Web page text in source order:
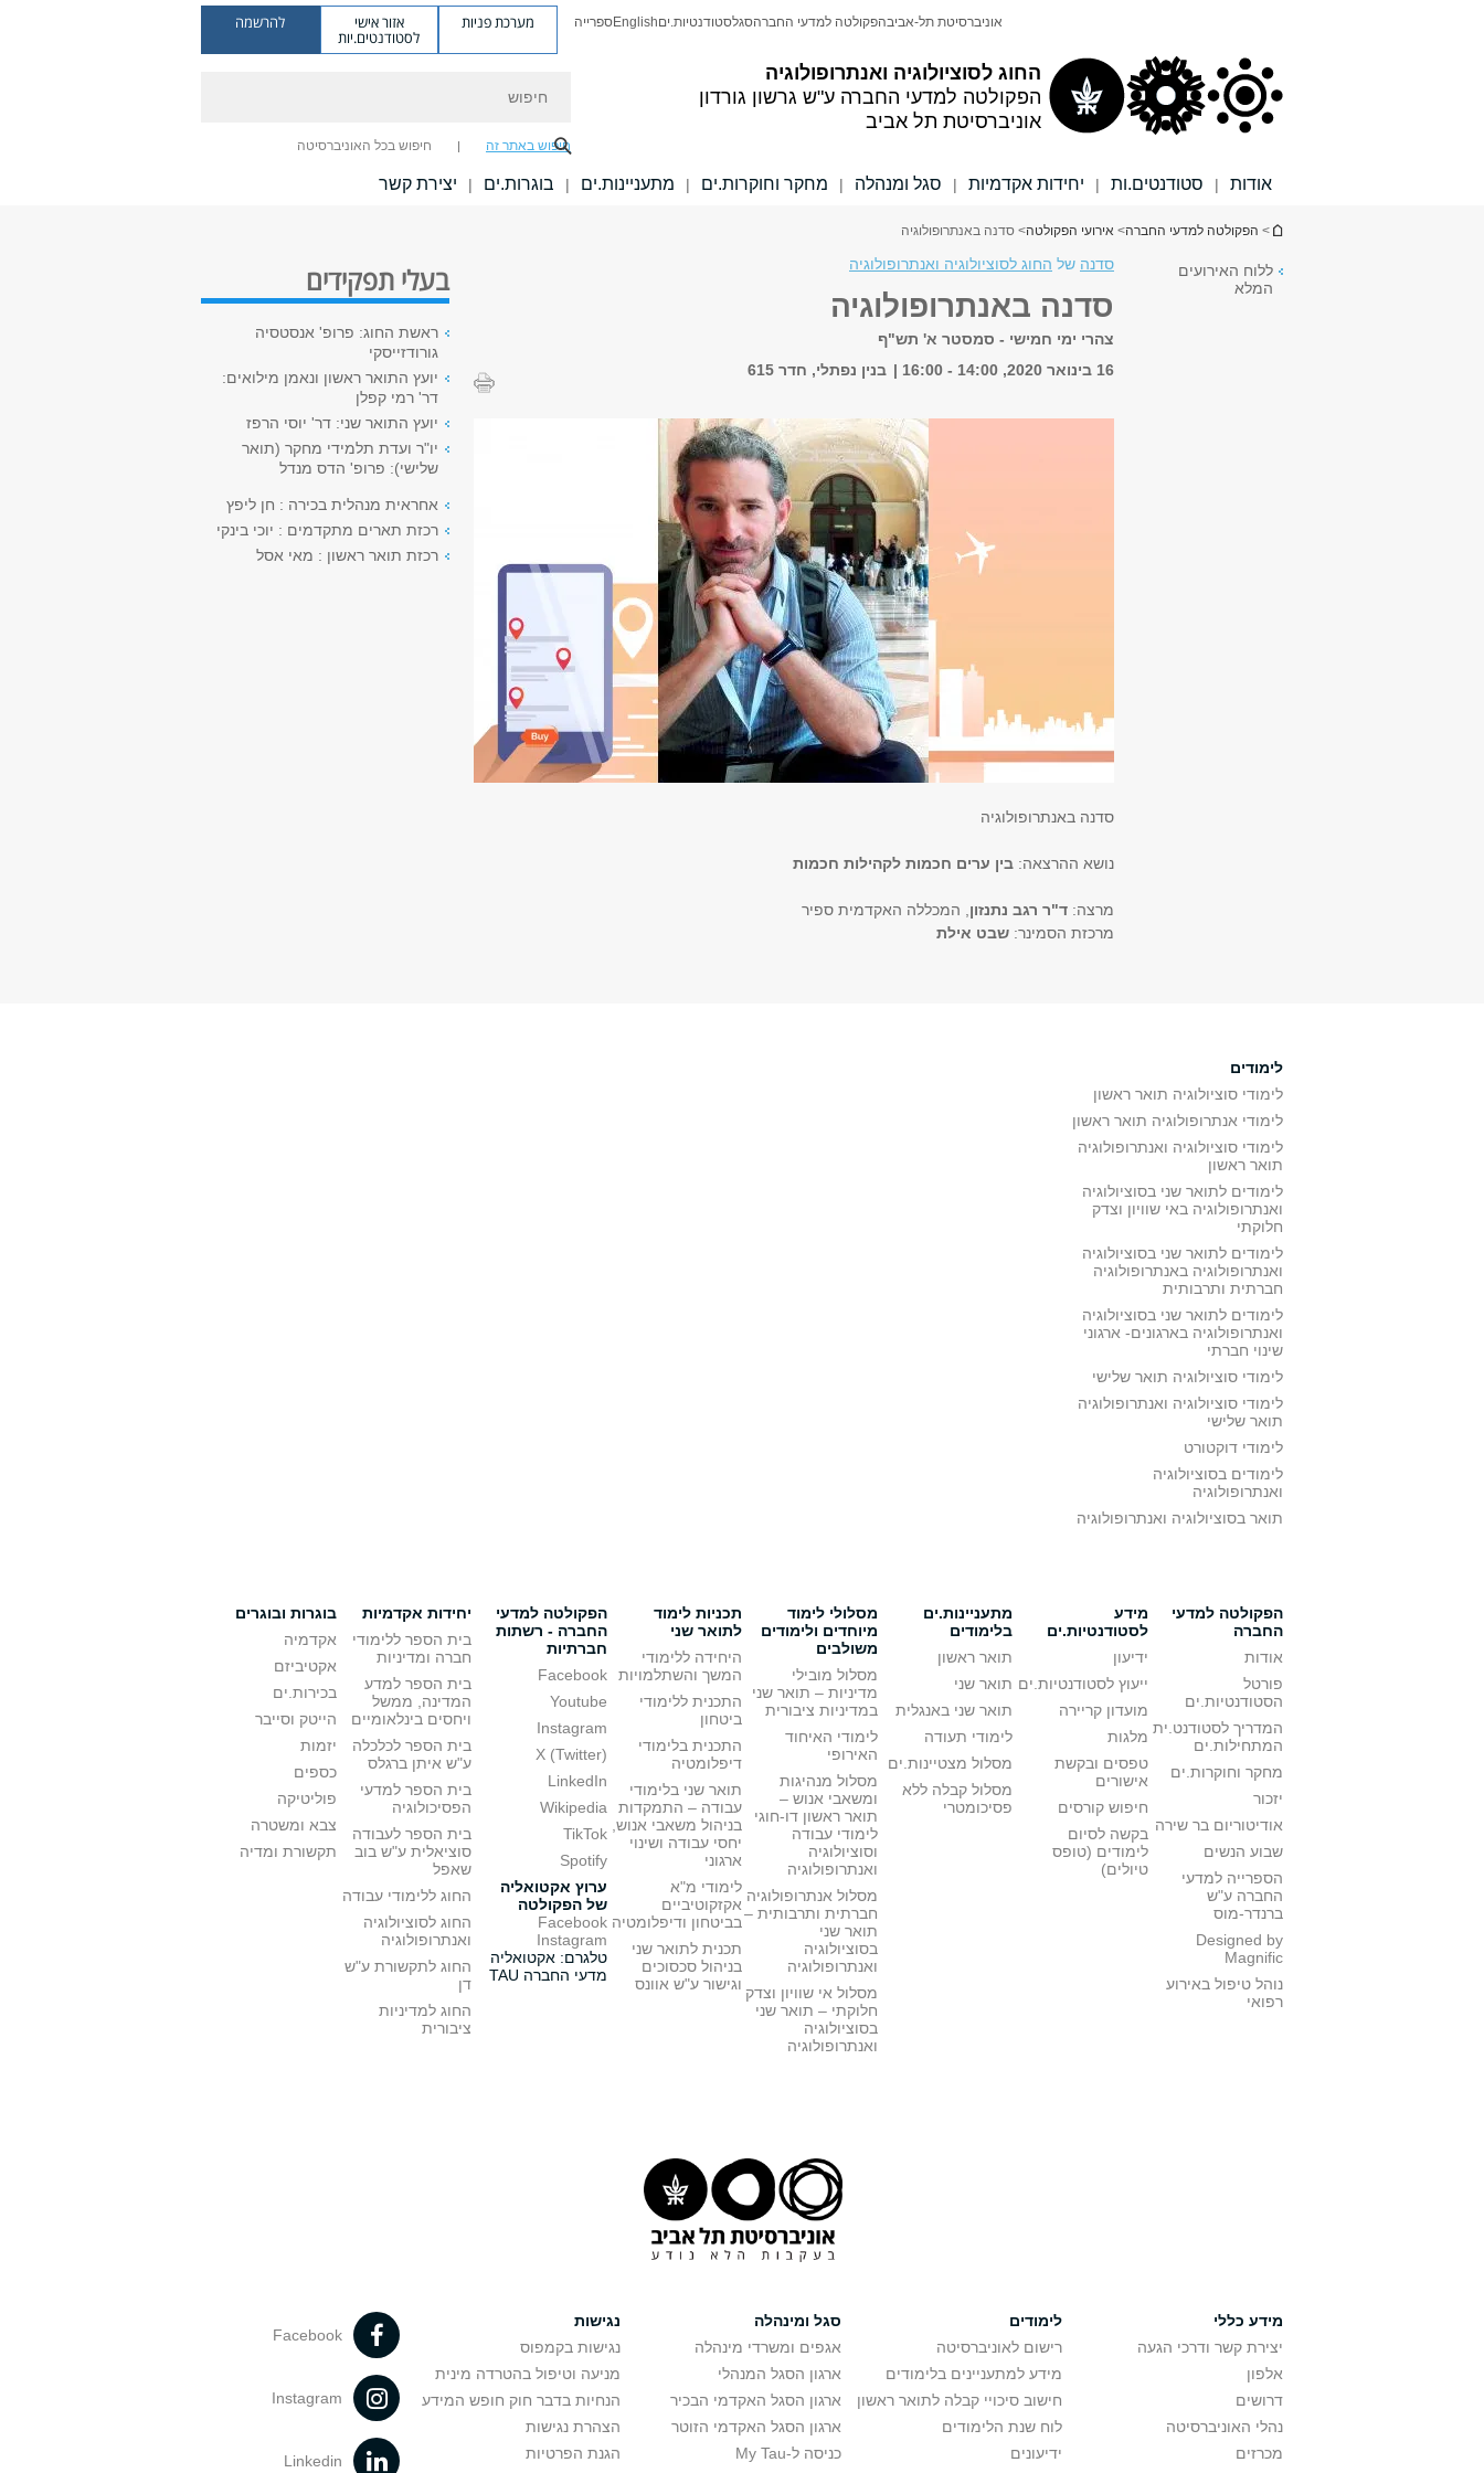
החוג לסוציולוגיה ואנתרופולוגיה
הפקולטה למדעי החברה ע"ש גרשון גורדון
אוניברסיטת תל אביב
אוניברסיטת תל-אביבהפקולטה למדעי החברהסגלסטודנטיות.יםEnglishספרייה מערכת פניות אזור אישי
לסטודנטים.יות
להרשמה
חיפוש באתר זה חיפוש בכל האוניברסיטה
אודות | סטודנטים.ות | יחידות אקדמיות | סגל ומנהלה | מחקר וחוקרות.ים | מתעניינות.ים | בוגרות.ים | יצירת קשר
הינך נמצא כאן
> הפקולטה למדעי החברה> אירועי הפקולטה> סדנה באנתרופולוגיה
ללוח האירועים
המלא
סדנה של החוג לסוציולוגיה ואנתרופולוגיה
סדנה באנתרופולוגיה
צהרי ימי חמישי - סמסטר א' תש"ף
16 בינואר 2020, 14:00 - 16:00
בנין נפתלי, חדר 615
סדנה באנתרופולוגיה
נושא ההרצאה: בין ערים חכמות לקהילות חכמות
מרצה: ד"ר רגב נתנזון , המכללה האקדמית ספיר
מרכזת הסמינר: שבט אילת
בעלי תפקידים
ראשת החוג: פרופ' אנסטסיה
גורודזייסקי
יועץ התואר ראשון ונאמן מילואים:
דר' רמי קפלן
יועץ התואר שני: דר' יוסי הרפז
יו"ר ועדת תלמידי מחקר (תואר
שלישי): פרופ' הדס מנדל
אחראית מנהלית בכירה : חן ליפץ
רכזת תארים מתקדמים : יוכי בינקי
רכזת תואר ראשון : מאי אסל
לימודים
לימודי סוציולוגיה תואר ראשון
לימודי אנתרופולוגיה תואר ראשון
לימודי סוציולוגיה ואנתרופולוגיה
תואר ראשון
לימודים לתואר שני בסוציולוגיה
ואנתרופולוגיה באי שוויון וצדק
חלוקתי
לימודים לתואר שני בסוציולוגיה
ואנתרופולוגיה באנתרופולוגיה
חברתית ותרבותית
לימודים לתואר שני בסוציולוגיה
ואנתרופולוגיה בארגונים- ארגוני
שינוי חברתי
לימודי סוציולוגיה תואר שלישי
לימודי סוציולוגיה ואנתרופולוגיה
תואר שלישי
לימודי דוקטורט
לימודים בסוציולוגיה
ואנתרופולוגיה
תואר בסוציולוגיה ואנתרופולוגיה
הפקולטה למדעי
החברה
אודות
פורטל
הסטודנטיות.ים
המדריך לסטודנט.ית
המתחילות.ים
מחקר וחוקרות.ים
יזכור
אודיטוריום בר שירה
שבוע הנשים
הספרייה למדעי
החברה ע"ש
ברנדר-מוס
Designed by
Magnific
נוהל טיפול באירוע
רפואי
מידע
לסטודנטיות.ים
ידיעון
ייעוץ לסטודנטיות.ים
מועדון קריירה
מלגות
טפסים ובקשת
אישורים
חיפוש קורסים
בקשה לסיום
לימודים (טופס
טיולים)
מתעניינות.ים
בלימודים
תואר ראשון
תואר שני
תואר שני באנגלית
לימודי תעודה
מסלול מצטיינות.ים
מסלול קבלה ללא
פסיכומטרי
מסלולי לימוד
מיוחדים ולימודים
משולבים
מסלול מובילי
מדיניות – תואר שני
במדיניות ציבורית
לימודי האיחוד
האירופי
מסלול מנהיגות
ומשאבי אנוש –
תואר ראשון דו-חוגי
לימודי עבודה
וסוציולוגיה
ואנתרופולוגיה
מסלול אנתרופולוגיה
חברתית ותרבותית –
תואר שני
בסוציולוגיה
ואנתרופולוגיה
מסלול אי שוויון וצדק
חלוקתי – תואר שני
בסוציולוגיה
ואנתרופולוגיה
תכניות לימוד
לתואר שני
היחידה ללימודי
המשך והשתלמויות
התכנית ללימודי
ביטחון
התכנית בלימודי
דיפלומטיה
תואר שני בלימודי
עבודה – התמקדות
בניהול משאבי אנוש,
יחסי עבודה ושינוי
ארגוני
לימודי מ"א
אקזקוטיביים
בביטחון ודיפלומטיה
תכנית לתואר שני
בניהול סכסוכים
וגישור ע"ש אוונס
הפקולטה למדעי
החברה - רשתות
חברתיות
Facebook
Youtube
Instagram
X (Twitter)
LinkedIn
Wikipedia
TikTok
Spotify
ערוץ אקטואליה
של הפקולטה
Facebook
Instagram
טלגרם: אקטואליה
מדעי החברה TAU
יחידות אקדמיות
בית הספר ללימודי
חברה ומדיניות
בית הספר למדע
המדינה, ממשל
ויחסים בינלאומיים
בית הספר לכלכלה
ע"ש איתן ברגלס
בית הספר למדעי
הפסיכולוגיה
בית הספר לעבודה
סוציאלית ע"ש בוב
שאפל
החוג ללימודי עבודה
החוג לסוציולוגיה
ואנתרופולוגיה
החוג לתקשורת ע"ש
דן
החוג למדיניות
ציבורית
בוגרות ובוגרים
אקדמיה
אקטיביזם
בכירות.ים
הייטק וסייבר
יזמות
כספים
פוליטיקה
צבא ומשטרה
תקשורת ומדיה
מידע כללי
יצירת קשר ודרכי הגעה
אלפון
דרושים
נהלי האוניברסיטה
מכרזים
לימודים
רישום לאוניברסיטה
מידע למתעניינים בלימודים
חישוב סיכויי קבלה לתואר ראשון
לוח שנת הלימודים
ידיעונים
סגל ומינהלה
אגפים ומשרדי מינהלה
ארגון הסגל המנהלי
ארגון הסגל האקדמי הבכיר
ארגון הסגל האקדמי הזוטר
כניסה ל-My Tau
נגישות
נגישות בקמפוס
מניעה וטיפול בהטרדה מינית
הנחיות בדבר חוק חופש המידע
הצהרת נגישות
הגנת הפרטיות
Facebook
Instagram
Linkedin